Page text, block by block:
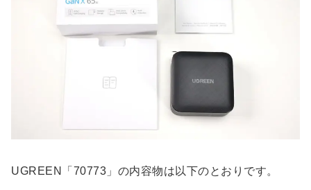
UGREEN「70773」の内容物は以下のとおりです。